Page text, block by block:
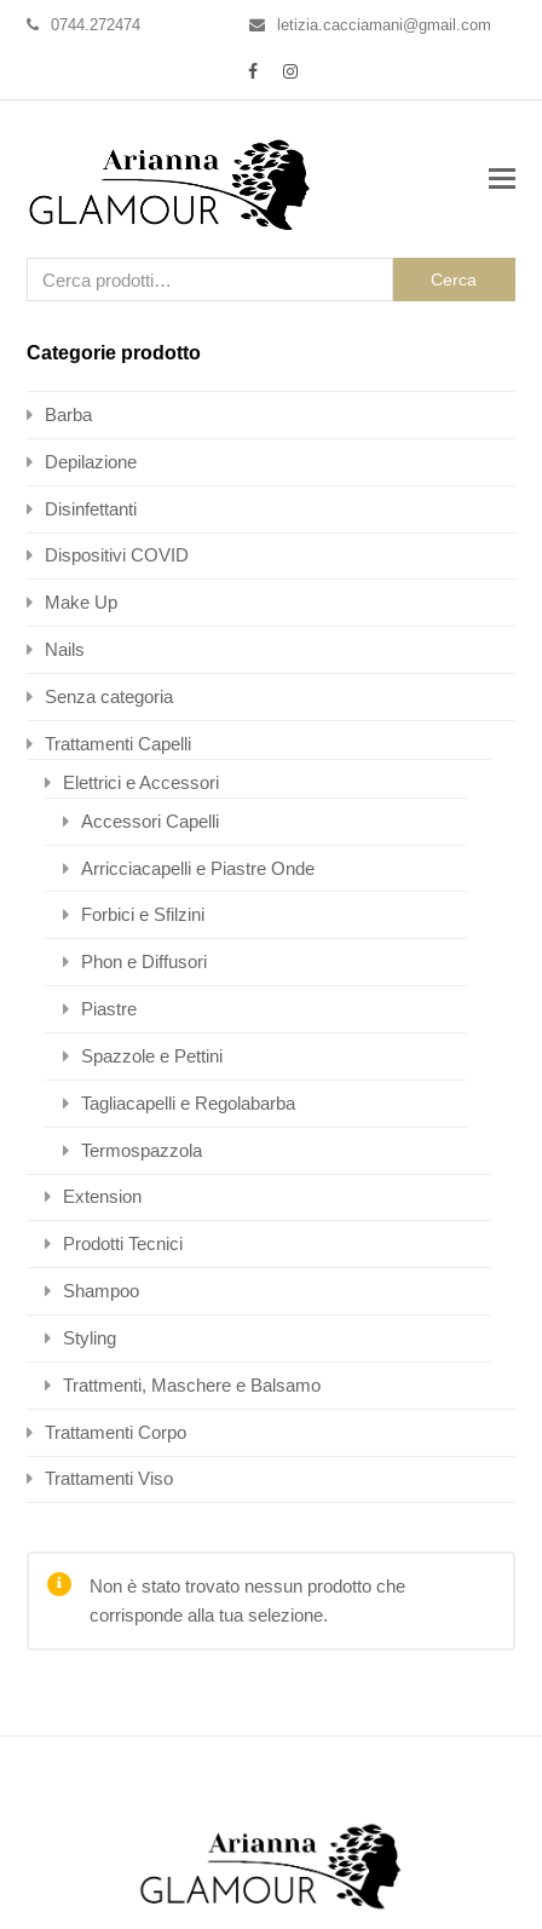
0744.272474 letizia.cacciamani@gmail.com
FacebookInstagram
Non è stato trovato nessun prodotto che
corrisponde alla tua selezione.
Cerca
Categorie prodotto
Barba
Depilazione
Disinfettanti
Dispositivi COVID
Make Up
Nails
Senza categoria
Trattamenti Capelli
Elettrici e Accessori
Accessori Capelli
Arricciacapelli e Piastre Onde
Forbici e Sfilzini
Phon e Diffusori
Piastre
Spazzole e Pettini
Tagliacapelli e Regolabarba
Termospazzola
Extension
Prodotti Tecnici
Shampoo
Styling
Trattmenti, Maschere e Balsamo
Trattamenti Corpo
Trattamenti Viso